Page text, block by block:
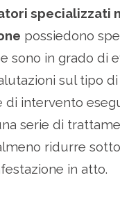
specializzati
possiedono
sono in grado di
sul tipo
di intervento
serie di
ridurre
in atto.